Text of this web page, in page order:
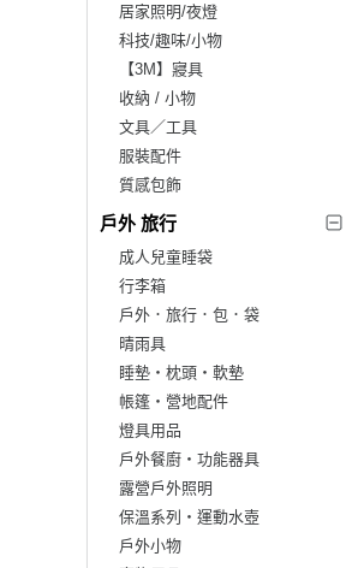
居家照明/夜燈
科技/趣味/小物
【3M】寢具
收納 / 小物
文具／工具
服裝配件
質感包飾
戶外 旅行
成人兒童睡袋
行李箱
戶外．旅行．包．袋
晴雨具
睡墊‧枕頭‧軟墊
帳篷‧營地配件
燈具用品
戶外餐廚‧功能器具
露營戶外照明
保溫系列‧運動水壺
戶外小物